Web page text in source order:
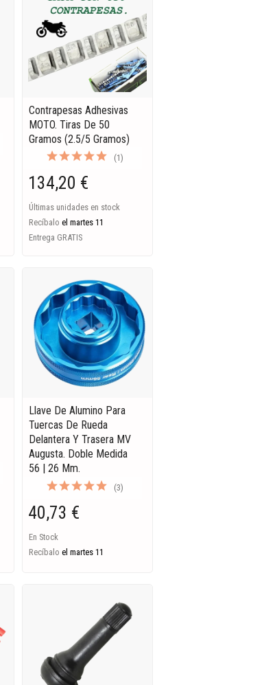
Contrapesas Adhesivas
MOTO. Tiras De 50
Gramos (2.5/5 Gramos)
(1)
134,20 €
Últimas unidades en stock
Recíbaloel martes 11
Entrega GRATIS
Llave De Alumino Para
Tuercas De Rueda
Delantera Y Trasera MV
Augusta. Doble Medida
56 | 26 Mm.
(3)
40,73 €
En Stock
Recíbaloel martes 11